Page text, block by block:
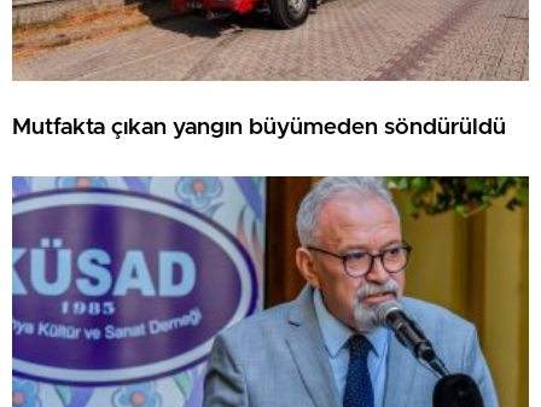
Mutfakta çıkan yangın büyümeden söndürüldü